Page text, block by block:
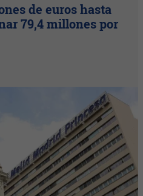
de euros hasta
79,4 millones por